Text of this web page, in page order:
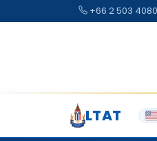
+66 2 503 4080
LTAT